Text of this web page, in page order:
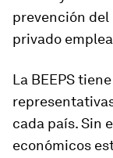
prevención
privado
La BEEPS
cada país. Sin
económicos